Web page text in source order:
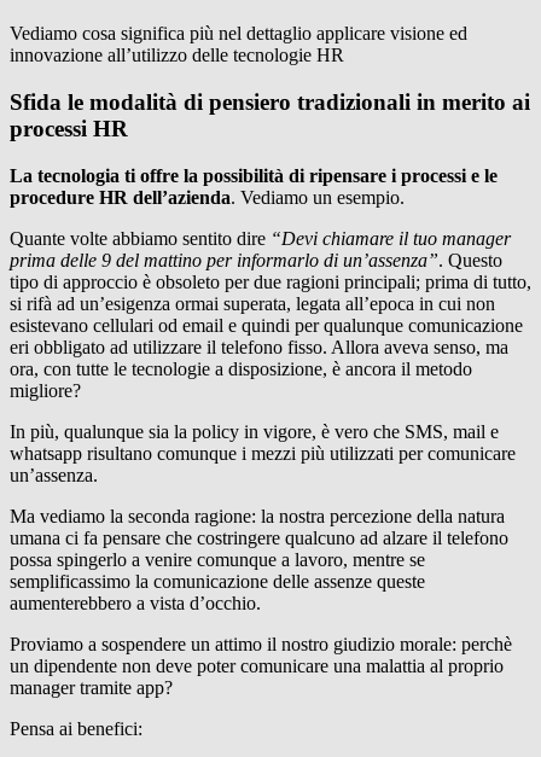
Vediamo cosa significa più nel dettaglio applicare visione ed
innovazione all’utilizzo delle tecnologie HR
Sfida le modalità di pensiero tradizionali in merito ai
processi HR
La tecnologia ti offre la possibilità di ripensare i processi e le
procedure HR dell’azienda. Vediamo un esempio.
Quante volte abbiamo sentito dire “Devi chiamare il tuo manager
prima delle 9 del mattino per informarlo di un’assenza”. Questo
tipo di approccio è obsoleto per due ragioni principali; prima di tutto,
si rifà ad un’esigenza ormai superata, legata all’epoca in cui non
esistevano cellulari od email e quindi per qualunque comunicazione
eri obbligato ad utilizzare il telefono fisso. Allora aveva senso, ma
ora, con tutte le tecnologie a disposizione, è ancora il metodo
migliore?
In più, qualunque sia la policy in vigore, è vero che SMS, mail e
whatsapp risultano comunque i mezzi più utilizzati per comunicare
un’assenza.
Ma vediamo la seconda ragione: la nostra percezione della natura
umana ci fa pensare che costringere qualcuno ad alzare il telefono
possa spingerlo a venire comunque a lavoro, mentre se
semplificassimo la comunicazione delle assenze queste
aumenterebbero a vista d’occhio.
Proviamo a sospendere un attimo il nostro giudizio morale: perchè
un dipendente non deve poter comunicare una malattia al proprio
manager tramite app?
Pensa ai benefici: